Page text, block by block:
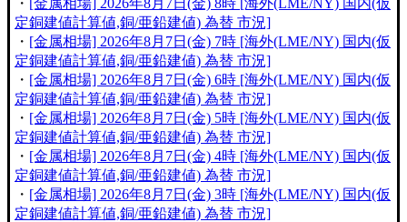
・ [金属相場] 2026年8月7日(金) 8時 [海外(LME/NY) 国内(仮
定銅建値計算値,銅/亜鉛建値) 為替 市況]
・ [金属相場] 2026年8月7日(金) 7時 [海外(LME/NY) 国内(仮
定銅建値計算値,銅/亜鉛建値) 為替 市況]
・ [金属相場] 2026年8月7日(金) 6時 [海外(LME/NY) 国内(仮
定銅建値計算値,銅/亜鉛建値) 為替 市況]
・ [金属相場] 2026年8月7日(金) 5時 [海外(LME/NY) 国内(仮
定銅建値計算値,銅/亜鉛建値) 為替 市況]
・ [金属相場] 2026年8月7日(金) 4時 [海外(LME/NY) 国内(仮
定銅建値計算値,銅/亜鉛建値) 為替 市況]
・ [金属相場] 2026年8月7日(金) 3時 [海外(LME/NY) 国内(仮
定銅建値計算値,銅/亜鉛建値) 為替 市況]